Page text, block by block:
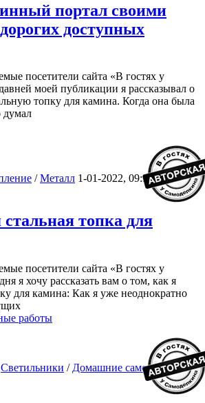
портал своими
доступных
посетители сайта «В гостях у
моей публикации я рассказывал о
топку для камина. Когда она была
думал
/Металл 1-01-2022, 09:36 9
топка для
посетители сайта «В гостях у
я хочу рассказать вам о том, как я
для камина: Как я уже неоднократно
работы
Светильники / Домашние самоделки 29-